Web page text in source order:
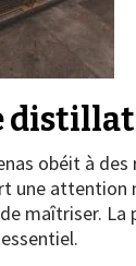
obéit à
une
maîtriser. La